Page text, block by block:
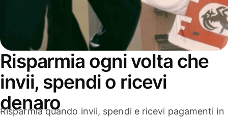
Risparmia ogni volta che
invii, spendi o ricevi
denaro
Risparmia quando invii, spendi e ricevi pagamenti in